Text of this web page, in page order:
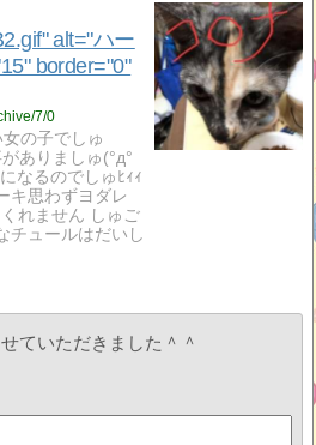
alt="ハー
border="0"
7/0
の子でしゅ
なるのでしゅﾋｨｨ
キ思わずヨダレ
れません︎ ︎しゅご
チュールはだいし
ていただきました＾＾